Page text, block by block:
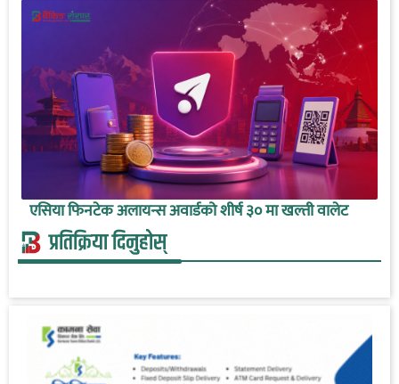
एसिया फिनटेक अलायन्स अवार्डको शीर्ष ३० मा खल्ती वालेट
प्रतिक्रिया दिनुहोस्